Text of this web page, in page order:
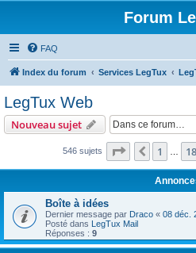
Forum
FAQ
Index du forum Services LegTux
LegTux Web
Nouveau sujet
546 sujets Page 22 sur 22
1 18
Boîte à idées
Dernier message par Draco « 08 déc.
Posté dans LegTux Mail
Réponses : 9